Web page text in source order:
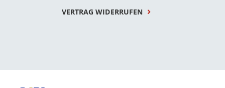
VERTRAG WIDERRUFEN